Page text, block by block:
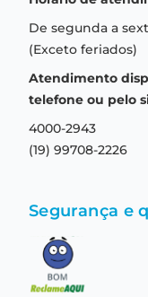
Formas de
Aviso de
Termos e
Garantia
Troca e devolução
Central de
De segunda a
(Exceto feriados)
Atendimento
telefone ou pelo
4000-2943
(19) 99708-2226
Segurança e